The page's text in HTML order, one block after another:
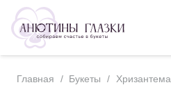
Главная / Букеты / Хризантема